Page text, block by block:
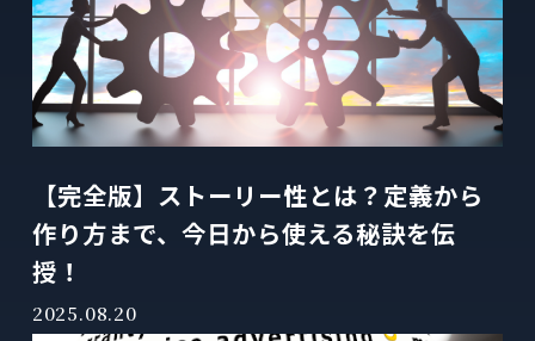
【完全版】ストーリー性とは？定義から
作り方まで、今日から使える秘訣を伝
授！
2025.08.20